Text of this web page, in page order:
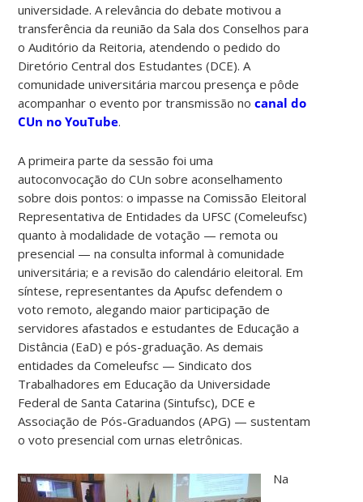
universidade. A relevância do debate motivou a
transferência da reunião da Sala dos Conselhos para
o Auditório da Reitoria, atendendo o pedido do
Diretório Central dos Estudantes (DCE). A
comunidade universitária marcou presença e pôde
acompanhar o evento por transmissão nocanal do
CUn no YouTube.
A primeira parte da sessão foi uma
autoconvocação do CUn sobre aconselhamento
sobre dois pontos: o impasse na Comissão Eleitoral
Representativa de Entidades da UFSC (Comeleufsc)
quanto à modalidade de votação — remota ou
presencial — na consulta informal à comunidade
universitária; e a revisão do calendário eleitoral. Em
síntese, representantes da Apufsc defendem o
voto remoto, alegando maior participação de
servidores afastados e estudantes de Educação a
Distância (EaD) e pós-graduação. As demais
entidades da Comeleufsc — Sindicato dos
Trabalhadores em Educação da Universidade
Federal de Santa Catarina (Sintufsc), DCE e
Associação de Pós-Graduandos (APG) — sustentam
o voto presencial com urnas eletrônicas.
Na